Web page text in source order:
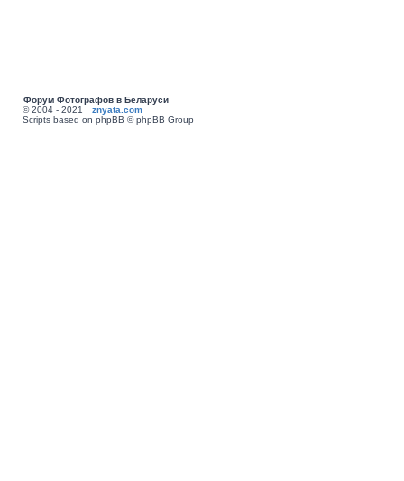
Форум Фотографов в Беларуси
© 2004 - 2021 znyata.com
Scripts based on phpBB © phpBB Group